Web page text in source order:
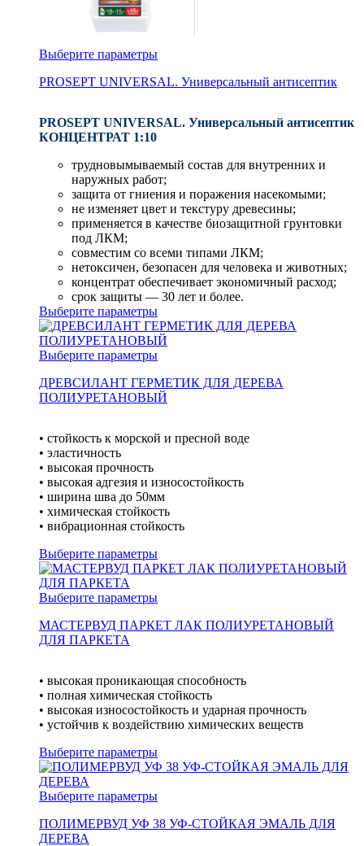
Выберите параметры
PROSEPT UNIVERSAL. Универсальный антисептик
PROSEPT UNIVERSAL. Универсальный антисептик
КОНЦЕНТРАТ 1:10
трудновымываемый состав для внутренних и
наружных работ;
защита от гниения и поражения насекомыми;
не изменяет цвет и текстуру древесины;
применяется в качестве биозащитной грунтовки
под ЛКМ;
совместим со всеми типами ЛКМ;
нетоксичен, безопасен для человека и животных;
концентрат обеспечивает экономичный расход;
срок защиты — 30 лет и более.
Выберите параметры
Выберите параметры
ДРЕВСИЛАНТ ГЕРМЕТИК ДЛЯ ДЕРЕВА
ПОЛИУРЕТАНОВЫЙ
• стойкость к морской и пресной воде
• эластичность
• высокая прочность
• высокая адгезия и износостойкость
• ширина шва до 50мм
• химическая стойкость
• вибрационная стойкость
Выберите параметры
Выберите параметры
МАСТЕРВУД ПАРКЕТ ЛАК ПОЛИУРЕТАНОВЫЙ
ДЛЯ ПАРКЕТА
• высокая проникающая способность
• полная химическая стойкость
• высокая износостойкость и ударная прочность
• устойчив к воздействию химических веществ
Выберите параметры
Выберите параметры
ПОЛИМЕРВУД УФ 38 УФ-СТОЙКАЯ ЭМАЛЬ ДЛЯ
ДЕРЕВА